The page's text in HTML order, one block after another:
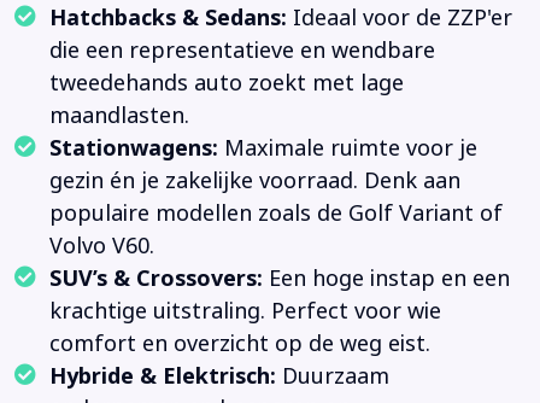
Hatchbacks & Sedans: Ideaal voor de ZZP'er
die een representatieve en wendbare
tweedehands auto zoekt met lage
maandlasten.
Stationwagens: Maximale ruimte voor je
gezin én je zakelijke voorraad. Denk aan
populaire modellen zoals de Golf Variant of
Volvo V60.
SUV’s & Crossovers: Een hoge instap en een
krachtige uitstraling. Perfect voor wie
comfort en overzicht op de weg eist.
Hybride & Elektrisch: Duurzaam